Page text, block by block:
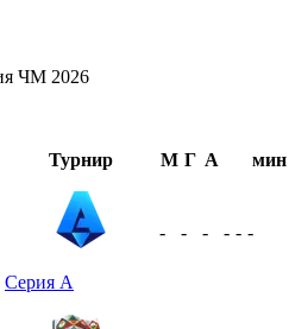
ЧМ 2026
Турнир М Г А мин
Серия А
- - - - - -